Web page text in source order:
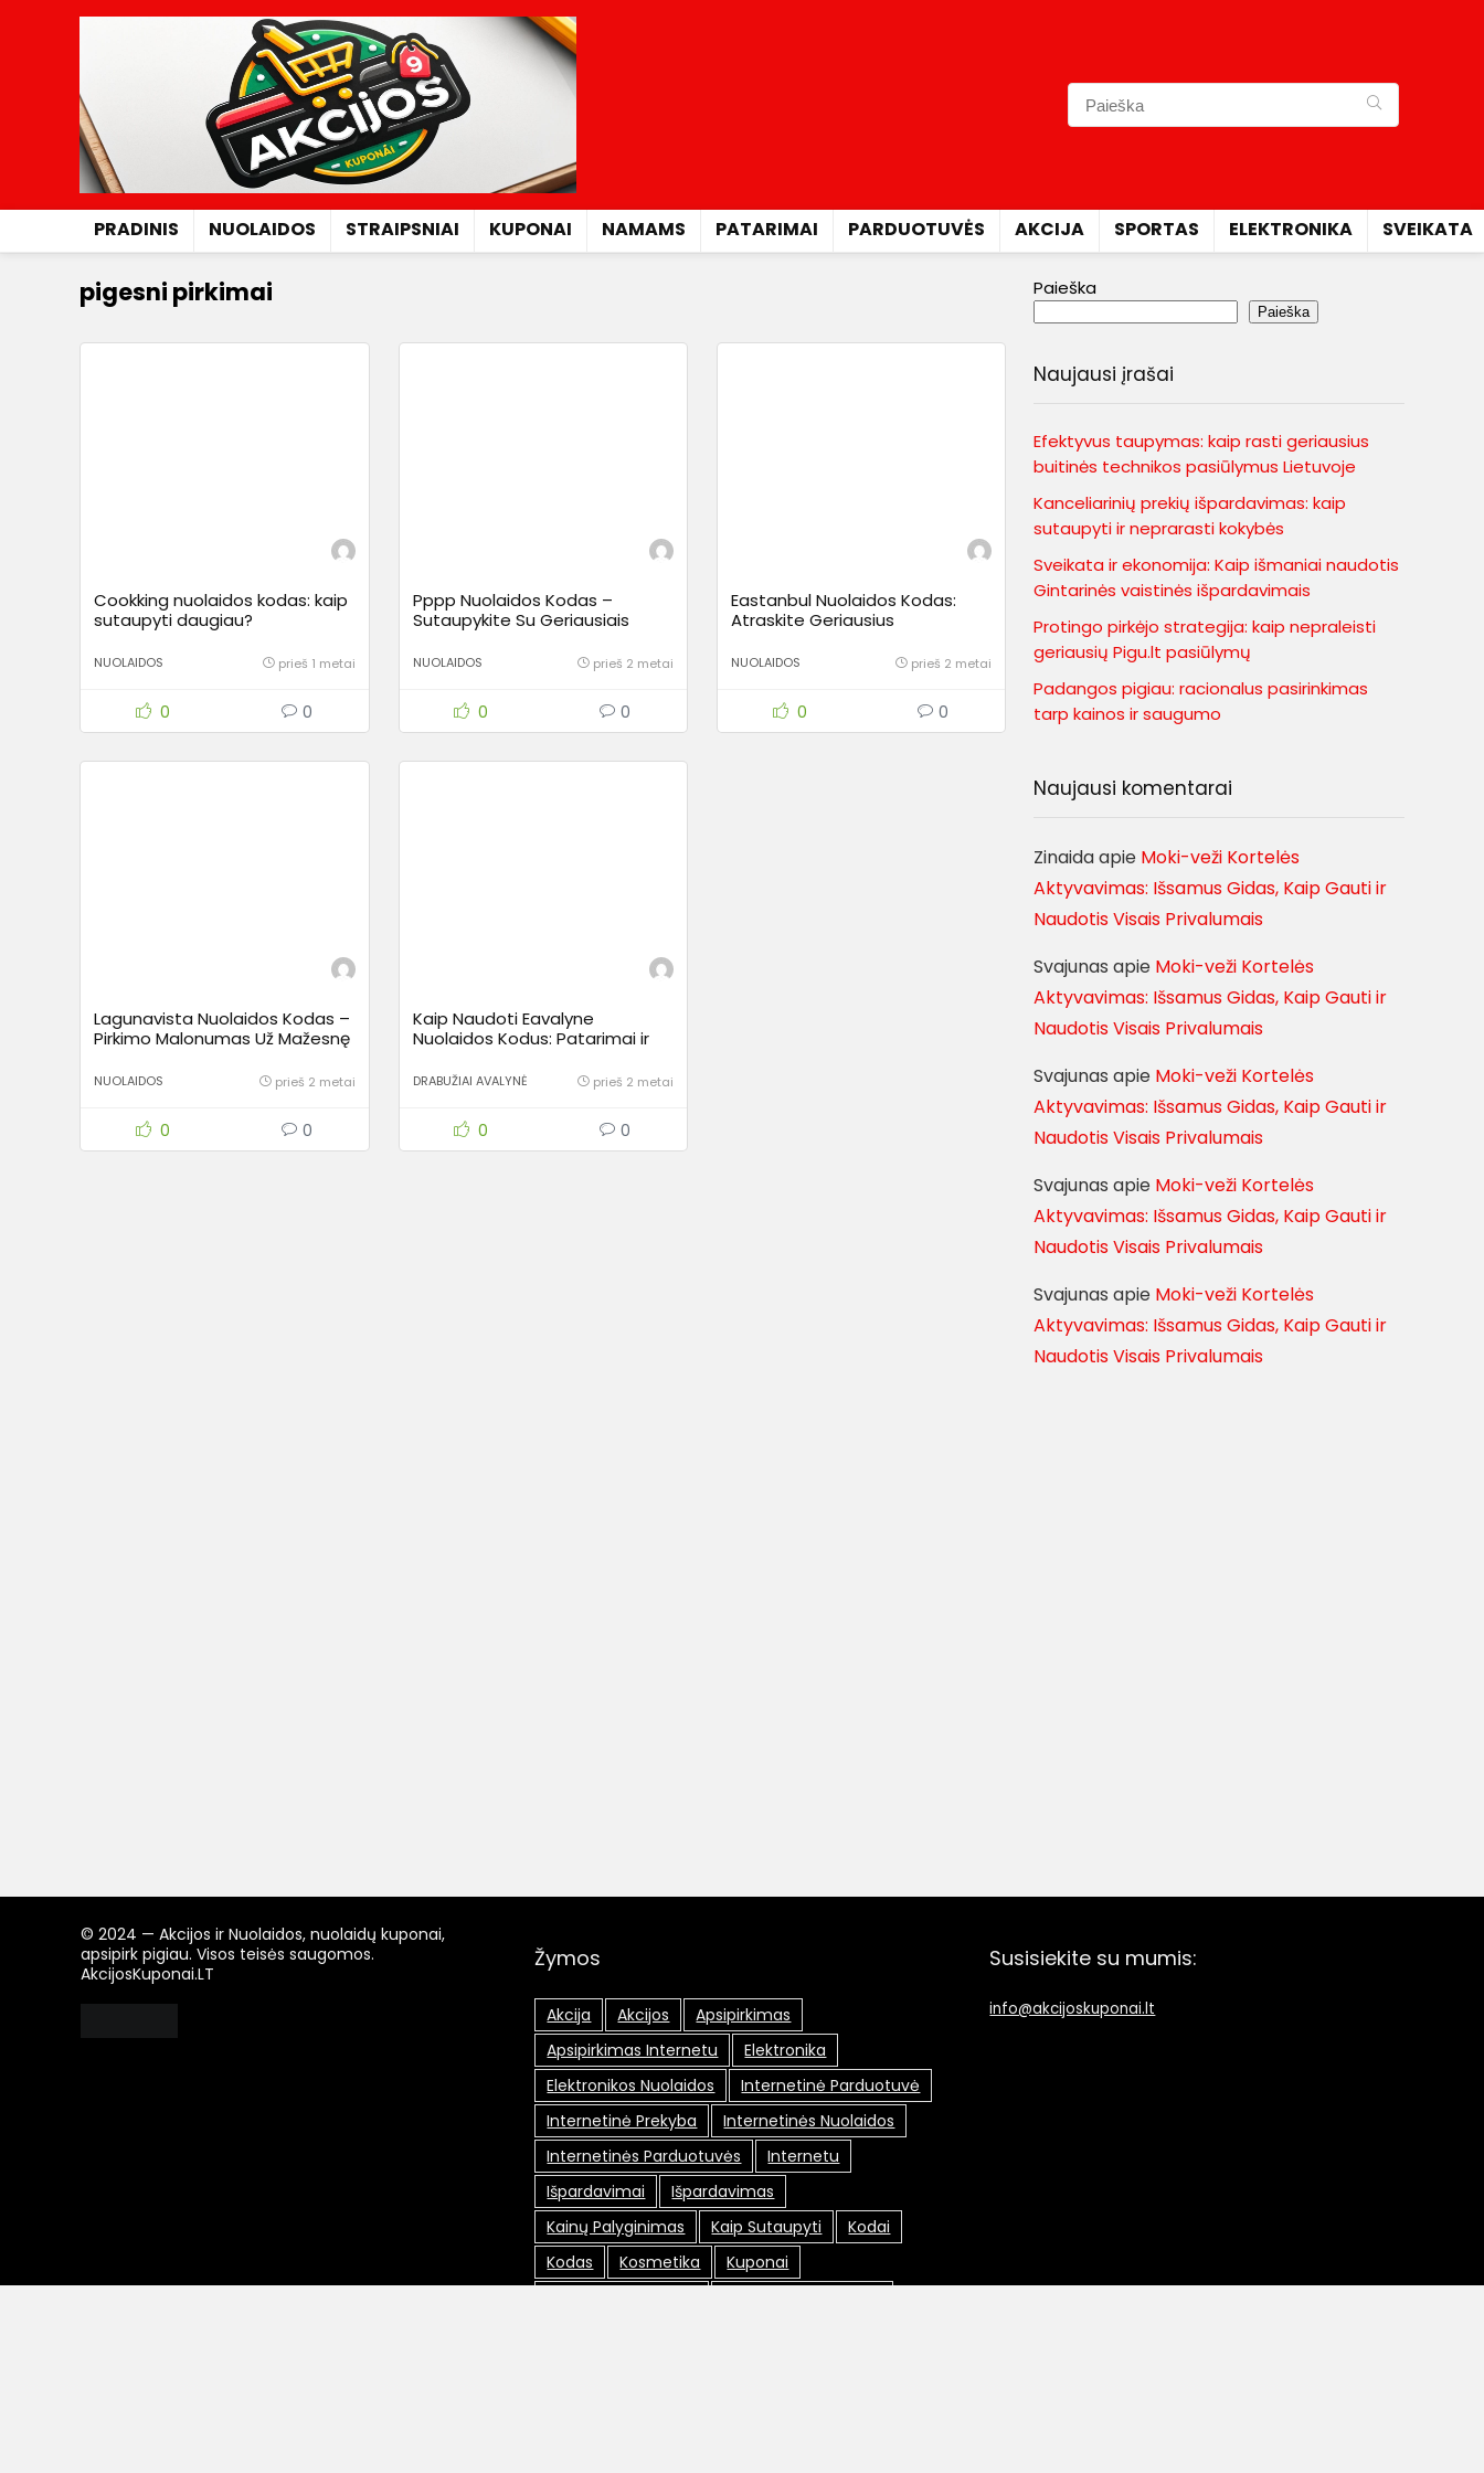
PRADINIS NUOLAIDOS STRAIPSNIAI KUPONAI NAMAMS PATARIMAI PARDUOTUVĖS AKCIJA SPORTAS ELEKTRONIKA SVEIKATA
pigesni pirkimai
Cookking nuolaidos kodas: kaip
sutaupyti daugiau?
NUOLAIDOS prieš 1 metai
0 0
Pppp Nuolaidos Kodas –
Sutaupykite Su Geriausiais
NUOLAIDOS prieš 2 metai
0 0
Eastanbul Nuolaidos Kodas:
Atraskite Geriausius
NUOLAIDOS prieš 2 metai
0 0
Lagunavista Nuolaidos Kodas –
Pirkimo Malonumas Už Mažesnę
NUOLAIDOS prieš 2 metai
0 0
Kaip Naudoti Eavalyne
Nuolaidos Kodus: Patarimai ir
DRABUŽIAI AVALYNĖ prieš 2 metai
0 0
Paieška
Paieška
Naujausi įrašai
Efektyvus taupymas: kaip rasti geriausius
buitinės technikos pasiūlymus Lietuvoje
Kanceliarinių prekių išpardavimas: kaip
sutaupyti ir neprarasti kokybės
Sveikata ir ekonomija: Kaip išmaniai naudotis
Gintarinės vaistinės išpardavimais
Protingo pirkėjo strategija: kaip nepraleisti
geriausių Pigu.lt pasiūlymų
Padangos pigiau: racionalus pasirinkimas
tarp kainos ir saugumo
Naujausi komentarai
Zinaidaapie Moki-veži Kortelės
Aktyvavimas: Išsamus Gidas, Kaip Gauti ir
Naudotis Visais Privalumais
Svajunas apie Moki-veži Kortelės
Aktyvavimas: Išsamus Gidas, Kaip Gauti ir
Naudotis Visais Privalumais
Svajunas apie Moki-veži Kortelės
Aktyvavimas: Išsamus Gidas, Kaip Gauti ir
Naudotis Visais Privalumais
Svajunas apie Moki-veži Kortelės
Aktyvavimas: Išsamus Gidas, Kaip Gauti ir
Naudotis Visais Privalumais
Svajunas apie Moki-veži Kortelės
Aktyvavimas: Išsamus Gidas, Kaip Gauti ir
Naudotis Visais Privalumais
© 2024 — Akcijos ir Nuolaidos, nuolaidų kuponai,
apsipirk pigiau. Visos teisės saugomos.
AkcijosKuponai.LT
Žymos
Akcija Akcijos
Apsipirkimas
Apsipirkimas Internetu
Elektronika
Elektronikos Nuolaidos
Internetinė Parduotuvė
Internetinė Prekyba
Internetinės Nuolaidos
Internetinės Parduotuvės
Internetu
Išpardavimai
Išpardavimas
Kainų Palyginimas
Kaip Sutaupyti
Kodai
Kodas
Kosmetika
Kuponai
Susisiekite su mumis:
info@akcijoskuponai.lt